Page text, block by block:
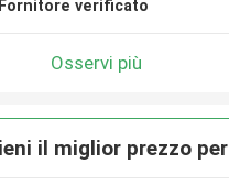
Fornitore verificato
Osservi più
il miglior prezzo per